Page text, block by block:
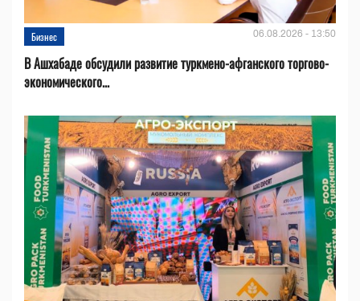
Бизнес 06.08.2026 - 13:50
В Ашхабаде обсудили развитие туркмено-афганского торгово-
экономического...